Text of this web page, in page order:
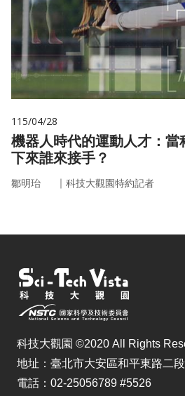
115/04/28
機器人時代的運動人才：當
下來誰來接手？
鄒明珆 ｜ 科技大觀園特約記者
科技大觀園 ©2020 All Rights
地址：臺北市大安區和平東路二
電話：02-25056789 #5526